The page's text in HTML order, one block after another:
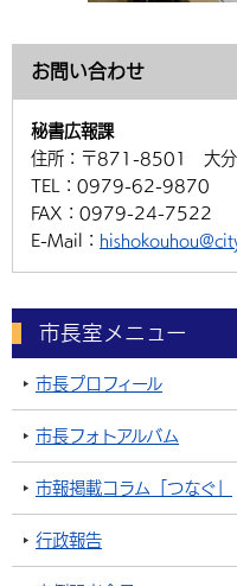
お問い合わせ
秘書広報課
住所： 〒871-8501 大分
TEL： 0979-62-9870
FAX： 0979-24-7522
E-Mail：
市長室メニュー
市長プロフィール
市長フォトアルバム
市報掲載コラム「つなぐ」
行政報告